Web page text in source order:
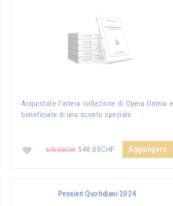
Acquistate l'intera collezione di Opera Omnia e
beneficiate di uno sconto speciale.
676.00CHF540.00CHF Aggiungere
Pensieri Quotidiani 2024